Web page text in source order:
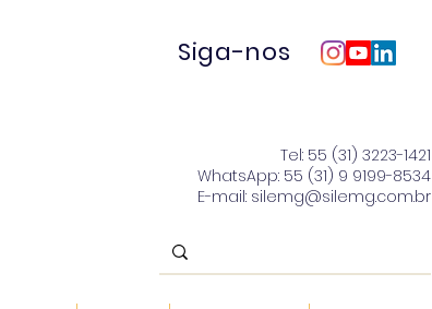
Siga-nos
Tel: 55 (31) 3223-1421
WhatsApp: 55 (31) 9 9199-8534
E-mail: silemg@silemg.com.br